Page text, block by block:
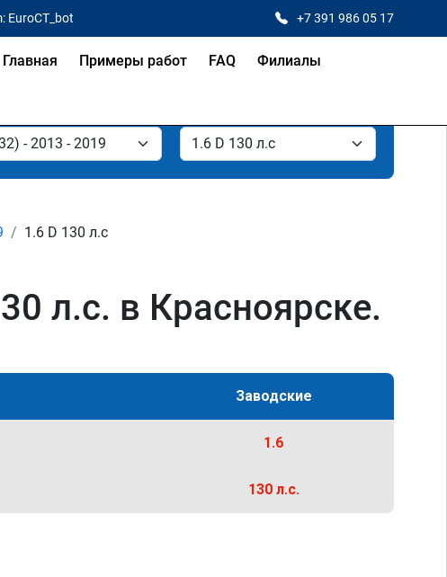
EuroCT_bot +7 391 986 05 17
Главная Примеры работ FAQ Филиалы
1.6 D 130 л.с
л.с. в Красноярске.
Заводские
1.6
130 л.с.